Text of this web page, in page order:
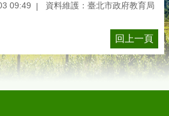
09:49
資料維護：臺北市政府教育局
回上一頁